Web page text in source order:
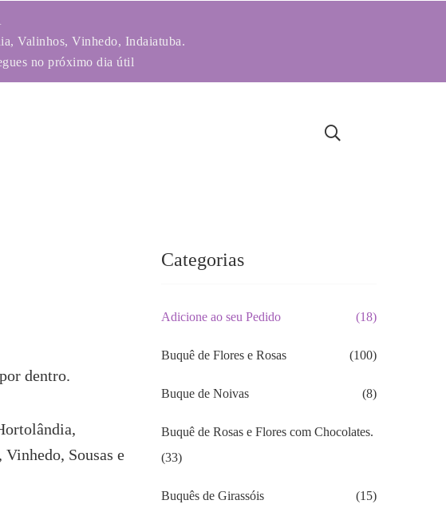
Valinhos, Vinhedo, Indaiatuba.
no próximo dia útil
dentro.
Sousas e
Categorias
Adicione ao seu Pedido (18)
Buquê de Flores e Rosas (100)
Buque de Noivas (8)
Buquê de Rosas e Flores com Chocolates.
(33)
Buquês de Girassóis (15)